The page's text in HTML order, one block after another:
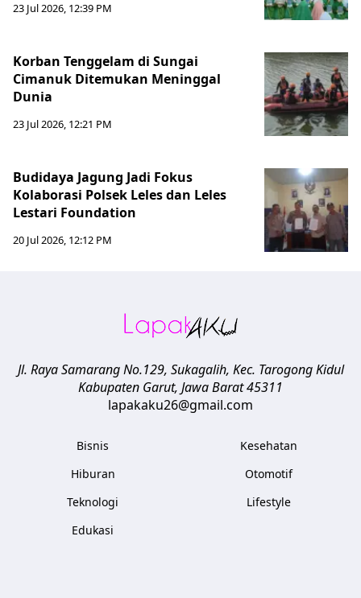
23 Jul 2026, 12:39 PM
Korban Tenggelam di Sungai
Cimanuk Ditemukan Meninggal
Dunia
23 Jul 2026, 12:21 PM
Budidaya Jagung Jadi Fokus
Kolaborasi Polsek Leles dan Leles
Lestari Foundation
20 Jul 2026, 12:12 PM
Jl. Raya Samarang No.129, Sukagalih, Kec. Tarogong Kidul
Kabupaten Garut, Jawa Barat45311
lapakaku26@gmail.com
Bisnis
Hiburan
Teknologi
Edukasi
Kesehatan
Otomotif
Lifestyle